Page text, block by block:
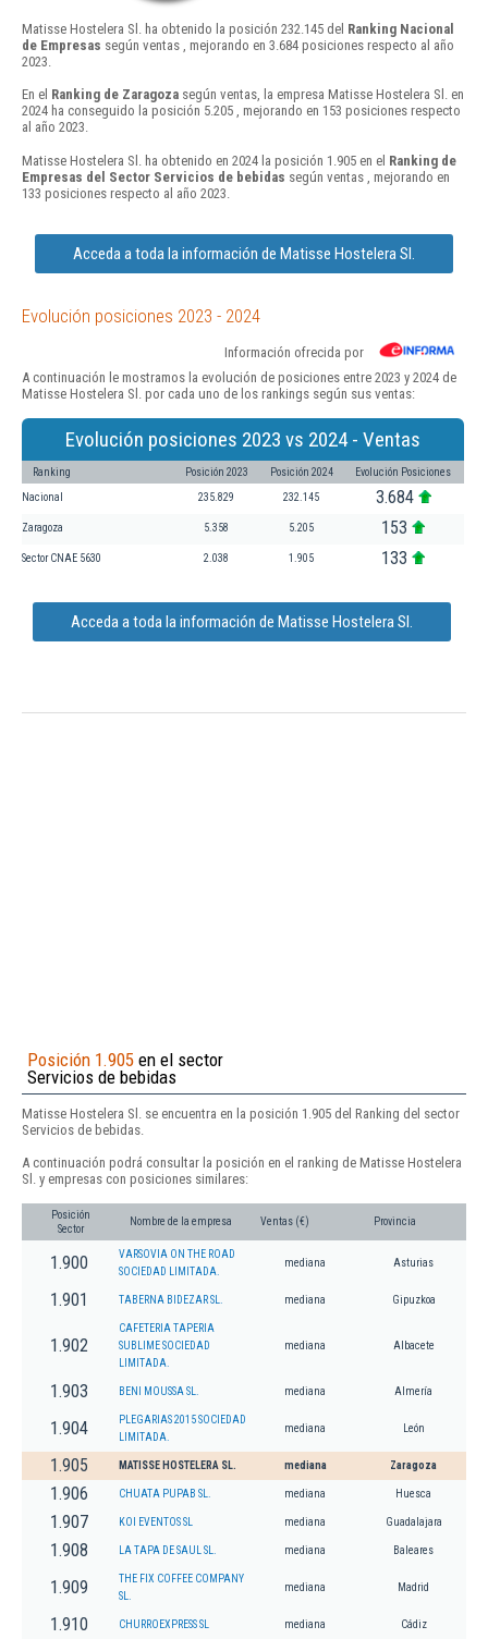
Matisse Hostelera Sl. ha obtenido la posición 232.145 del Ranking Nacional
de Empresas según ventas , mejorando en 3.684 posiciones respecto al año
2023.
En el Ranking de Zaragoza según ventas, la empresa Matisse Hostelera Sl. en
2024 ha conseguido la posición 5.205 , mejorando en 153 posiciones respecto
al año 2023.
Matisse Hostelera Sl. ha obtenido en 2024 la posición 1.905 en el Ranking de
Empresas del Sector Servicios de bebidas según ventas , mejorando en
133 posiciones respecto al año 2023.
Acceda a toda la información de Matisse Hostelera Sl.
Evolución posiciones 2023 - 2024
Información ofrecida por
A continuación le mostramos la evolución de posiciones entre 2023 y 2024 de
Matisse Hostelera Sl. por cada uno de los rankings según sus ventas:
Evolución posiciones 2023 vs 2024 - Ventas
Ranking Posición 2023 Posición 2024 Evolución Posiciones
Nacional 235.829 232.145 3.684
Zaragoza 5.358 5.205 153
Sector CNAE 5630 2.038 1.905 133
Acceda a toda la información de Matisse Hostelera Sl.
Posición 1.905 en el sector
Servicios de bebidas
Matisse Hostelera Sl. se encuentra en la posición 1.905 del Ranking del sector
Servicios de bebidas.
A continuación podrá consultar la posición en el ranking de Matisse Hostelera
Sl. y empresas con posiciones similares:
Posición
Sector
Nombre de la empresa Ventas (€) Provincia
1.900
VARSOVIA ON THE ROAD
SOCIEDAD LIMITADA.
mediana Asturias
1.901 TABERNA BIDEZAR SL. mediana Gipuzkoa
1.902
CAFETERIA TAPERIA
SUBLIME SOCIEDAD
LIMITADA.
mediana Albacete
1.903 BENI MOUSSA SL. mediana Almería
1.904
PLEGARIAS 2015 SOCIEDAD
LIMITADA.
mediana León
1.905 MATISSE HOSTELERA SL. mediana Zaragoza
1.906 CHUATA PUPAB SL. mediana Huesca
1.907 KOI EVENTOS SL mediana Guadalajara
1.908 LA TAPA DE SAUL SL. mediana Baleares
1.909
THE FIX COFFEE COMPANY
SL.
mediana Madrid
1.910 CHURROEXPRESS SL mediana Cádiz